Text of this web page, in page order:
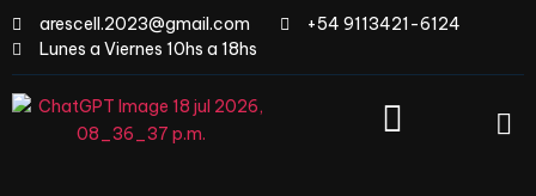
arescell.2023@gmail.com
+54 9113421-6124
Lunes a Viernes 10hs a 18hs